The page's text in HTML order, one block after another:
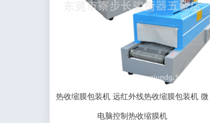
热收缩膜包装机 远红外线热收缩膜包装机 微
电脑控制热收缩膜机